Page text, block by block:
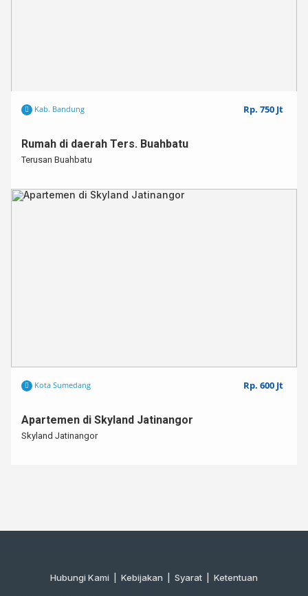
Kab. Bandung Rp. 750 Jt
Rumah di daerah Ters. Buahbatu
Terusan Buahbatu
Kota Sumedang Rp. 600 Jt
Apartemen di Skyland Jatinangor
Skyland Jatinangor
Hubungi Kami Kebijakan | Syarat Ketentuan